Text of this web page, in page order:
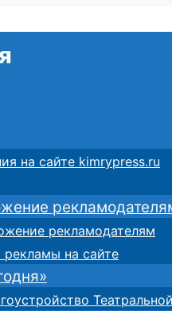
на сайте kimrypress.ru
рекламодателям
на сайте